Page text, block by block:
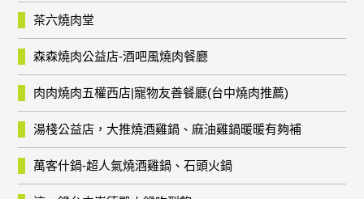
茶六燒肉堂
森森燒肉公益店-酒吧風燒肉餐廳
肉肉燒肉五權西店|寵物友善餐廳(台中燒肉推薦)
湯棧公益店，大推燒酒雞鍋、麻油雞鍋暖暖有夠補
萬客什鍋-超人氣燒酒雞鍋、石頭火鍋